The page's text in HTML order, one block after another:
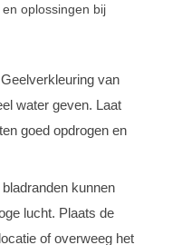
oplossingen bij
Geelverkleuring van
water geven. Laat
goed opdrogen en
bladranden kunnen
lucht. Plaats de
of overweeg het